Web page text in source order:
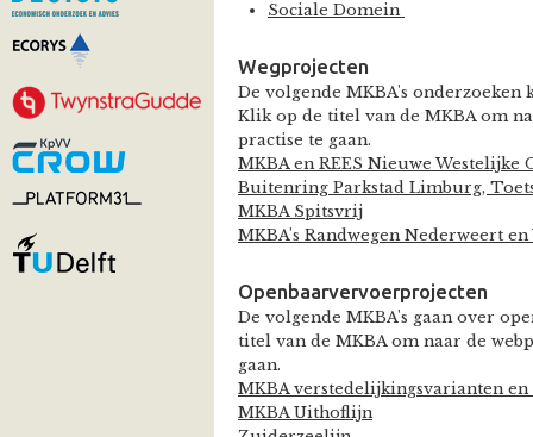
Sociale Domein
Wegprojecten
De volgende MKBA's onderzoeken
Klik op de titel van de MKBA om
practise te gaan.
MKBA en REES Nieuwe Westelijke
Buitenring Parkstad Limburg,
MKBA Spitsvrij
MKBA's Randwegen Nederweert en
Openbaarvervoerprojecten
De volgende MKBA's gaan over
titel van de MKBA om naar de
gaan.
MKBA verstedelijkingsvarianten
MKBA Uithoflijn